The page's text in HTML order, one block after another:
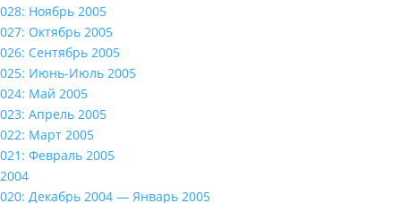
028: Ноябрь 2005
027: Октябрь 2005
026: Сентябрь 2005
025: Июнь-Июль 2005
024: Май 2005
023: Апрель 2005
022: Март 2005
021: Февраль 2005
2004
020: Декабрь 2004 — Январь 2005